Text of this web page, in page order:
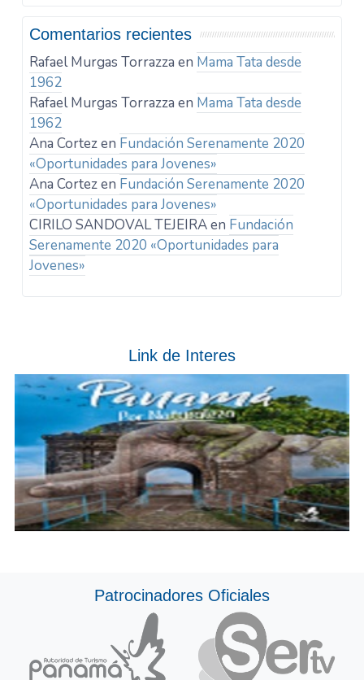
Comentarios recientes
Rafael Murgas Torrazza en Mama Tata desde
1962
Rafael Murgas Torrazza en Mama Tata desde
1962
Ana Cortezen Fundación Serenamente 2020
«Oportunidades para Jovenes»
Ana Cortezen Fundación Serenamente 2020
«Oportunidades para Jovenes»
CIRILO SANDOVAL TEJEIRAen Fundación
Serenamente 2020 «Oportunidades para
Jovenes»
Link de Interes
Patrocinadores Oficiales